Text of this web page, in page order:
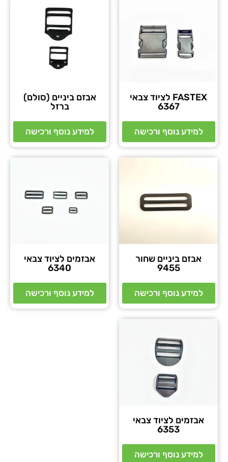
FASTEX לציוד צבאי
6367
למידע נוסף ורכישה
אבזם ביניים (סולם)
ברזל
למידע נוסף ורכישה
אבזם ביניים שחור
9455
למידע נוסף ורכישה
אבזמים לציוד צבאי
6340
למידע נוסף ורכישה
אבזמים לציוד צבאי
6353
למידע נוסף ורכישה